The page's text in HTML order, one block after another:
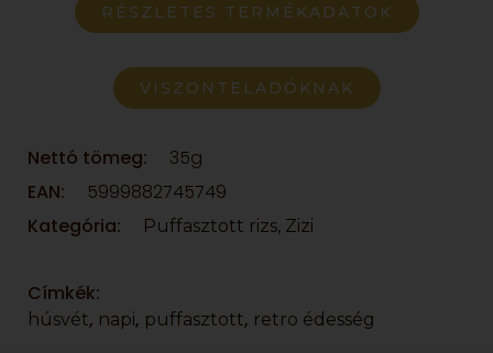
RÉSZLETES TERMÉKADATOK
VISZONTELADÓKNAK
Nettó tömeg:
35g
EAN:
5999882745749
Kategória:
Puffasztott rizs, Zizi
Címkék:
húsvét, napi, puffasztott, retro édesség